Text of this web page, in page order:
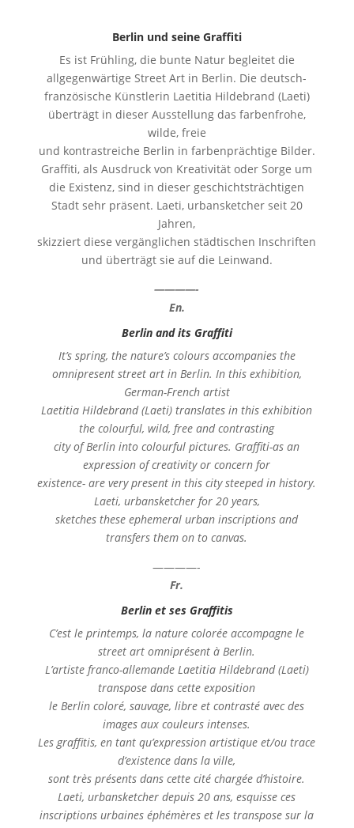
Berlin und seine Graffiti
Es ist Frühling, die bunte Natur begleitet die
allgegenwärtige Street Art in Berlin. Die deutsch-
französische Künstlerin Laetitia Hildebrand (Laeti)
überträgt in dieser Ausstellung das farbenfrohe,
wilde, freie
und kontrastreiche Berlin in farbenprächtige Bilder.
Graffiti, als Ausdruck von Kreativität oder Sorge um
die Existenz, sind in dieser geschichtsträchtigen
Stadt sehr präsent. Laeti, urbansketcher seit 20
Jahren,
skizziert diese vergänglichen städtischen Inschriften
und überträgt sie auf die Leinwand.
————-
En.
Berlin and its Graffiti
It’s spring, the nature’s colours accompanies the
omnipresent street art in Berlin. In this exhibition,
German-French artist
Laetitia Hildebrand (Laeti) translates in this exhibition
the colourful, wild, free and contrasting
city of Berlin into colourful pictures. Graffiti-as an
expression of creativity or concern for
existence- are very present in this city steeped in history.
Laeti, urbansketcher for 20 years,
sketches these ephemeral urban inscriptions and
transfers them on to canvas.
————-
Fr.
Berlin et ses Graffitis
C’est le printemps, la nature colorée accompagne le
street art omniprésent à Berlin.
L’artiste franco-allemande Laetitia Hildebrand (Laeti)
transpose dans cette exposition
le Berlin coloré, sauvage, libre et contrasté avec des
images aux couleurs intenses.
Les graffitis, en tant qu’expression artistique et/ou trace
d’existence dans la ville,
sont très présents dans cette cité chargée d’histoire.
Laeti, urbansketcher depuis 20 ans, esquisse ces
inscriptions urbaines éphémères et les transpose sur la